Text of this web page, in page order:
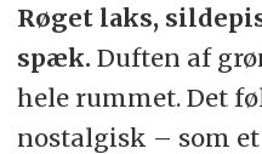
Røget laks,
spæk. Duften af
hele rummet. Det
nostalgisk – som